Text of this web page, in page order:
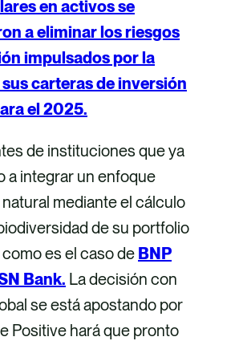
en activos se
a eliminar los riesgos
impulsados por la
carteras de inversión
el 2025.
de instituciones que ya
a integrar un enfoque
mediante el cálculo
de su portfolio
es el caso de BNP
Bank. La decisión con
se está apostando por
Positive hará que pronto